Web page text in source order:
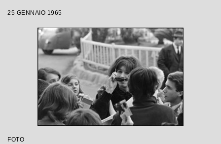
25 GENNAIO 1965
FOTO